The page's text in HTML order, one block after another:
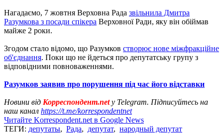
Нагадаємо, 7 жовтня Верховна Рада звільнила Дмитра
Разумкова з посади спікера Верховної Ради, яку він обіймав
майже 2 роки.
Згодом стало відомо, що Разумков створює нове міжфракційне
об'єднання. Поки що не йдеться про депутатську групу з
відповідними повноваженнями.
Разумков заявив про порушення під час його відставки
Новини від Корреспондент.netу Telegram. Підписуйтесь на
наш канал https://t.me/korrespondentnet
Читайте Korrespondent.net в Google News
ТЕГИ: депутаты, Рада, депутат, народный депутат